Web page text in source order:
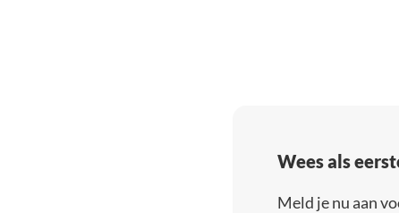
Wees als
Meld je nu aan